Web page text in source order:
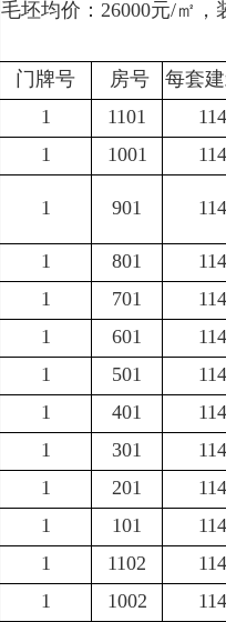
毛坯均价：26000元/㎡，
门牌号 房号 每套
1 1101
1 1001
1 901
1 801
1 701
1 601
1 501
1 401
1 301
1 201
1 101
1 1102
1 1002